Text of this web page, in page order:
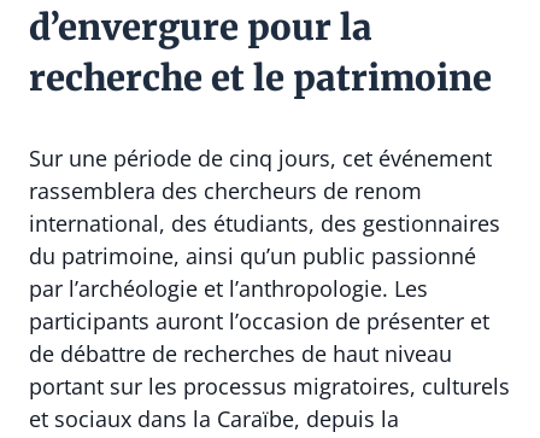
d’envergure pour la
recherche et le patrimoine
Sur une période de cinq jours, cet événement
rassemblera des chercheurs de renom
international, des étudiants, des gestionnaires
du patrimoine, ainsi qu’un public passionné
par l’archéologie et l’anthropologie. Les
participants auront l’occasion de présenter et
de débattre de recherches de haut niveau
portant sur les processus migratoires, culturels
et sociaux dans la Caraïbe, depuis la